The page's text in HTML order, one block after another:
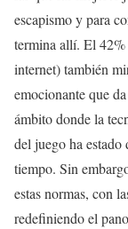
escapismo y para
termina allí. El 42%
internet) también
emocionante que
ámbito donde la
del juego ha
tiempo. Sin
estas normas, con
redefiniendo el